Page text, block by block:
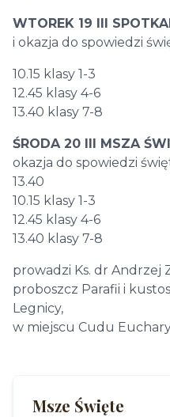
WTOREK 19 III
i okazja do spowiedzi
10.15 klasy 1-3
12.45 klasy 4-6
13.40 klasy 7-8
ŚRODA 20 III MSZA
okazja do spowiedzi
13.40
10.15 klasy 1-3
12.45 klasy 4-6
13.40 klasy 7-8
prowadzi Ks. dr Andrzej
proboszcz Parafii i
Legnicy,
w miejscu Cudu
Msze Święte